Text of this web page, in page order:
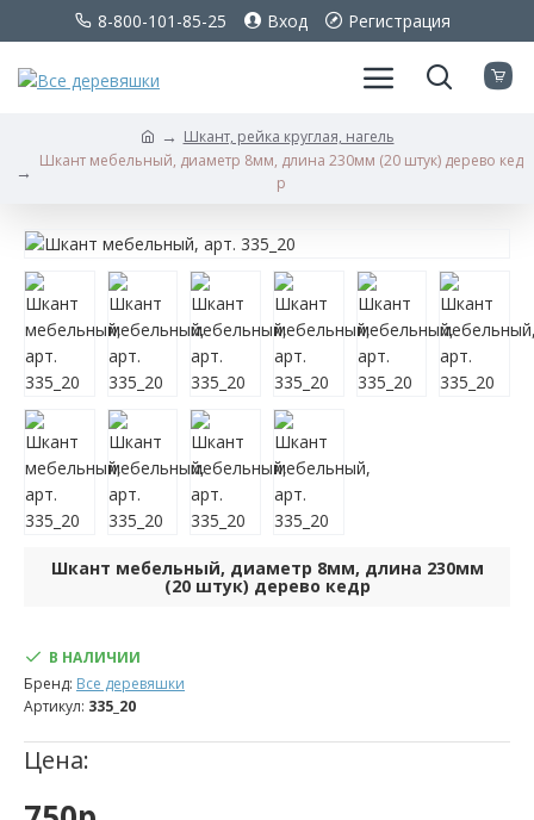
8-800-101-85-25 Вход Регистрация
Шкант, рейка круглая, нагель
Шкант мебельный, диаметр 8мм, длина 230мм (20 штук) дерево кед
р
Шкант
мебельный,
диаметр
8мм,
длина
230мм
(20
штук)
кедр
Фотографии
Описание
Шкант мебельный, диаметр 8мм, длина 230мм
(20 штук) дерево кедр
Цена:
В НАЛИЧИИ
Бренд: Все деревяшки
Артикул: 335_20